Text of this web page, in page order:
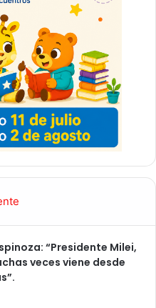
“Presidente Milei,
veces viene desde